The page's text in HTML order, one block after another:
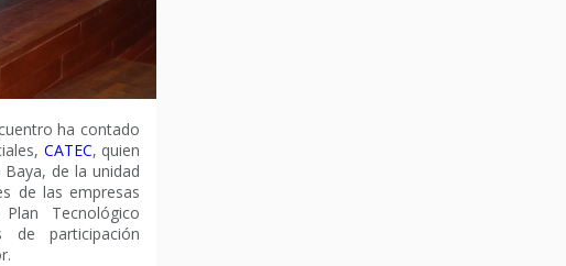
ha contado
CATEC, quien
de la unidad
de las empresas
Tecnológico
participación